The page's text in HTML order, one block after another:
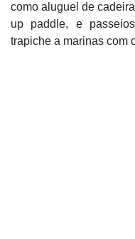
como aluguel de
up paddle, e
trapiche a marinas com